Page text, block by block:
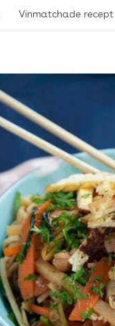
Vinmatchade recept